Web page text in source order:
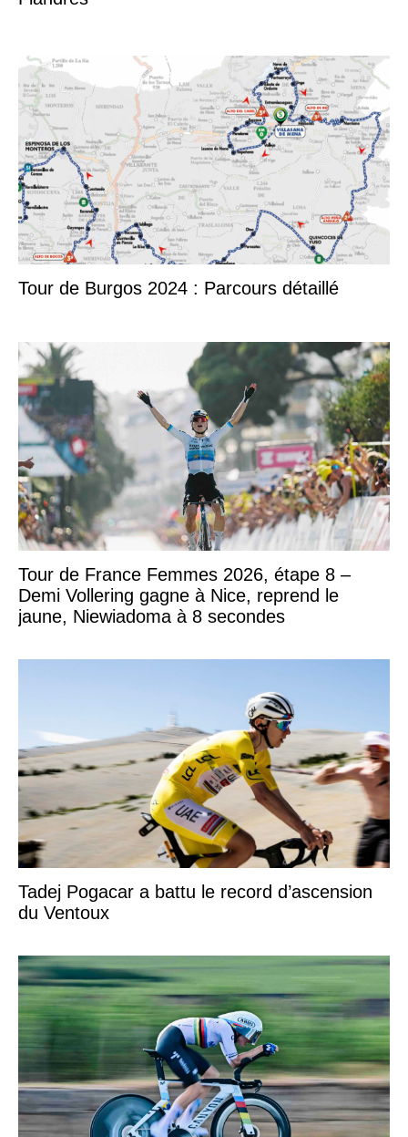
Tour de Burgos 2024 : Parcours détaillé
Tour de France Femmes 2026, étape 8 –
Demi Vollering gagne à Nice, reprend le
jaune, Niewiadoma à 8 secondes
Tadej Pogacar a battu le record d’ascension
du Ventoux